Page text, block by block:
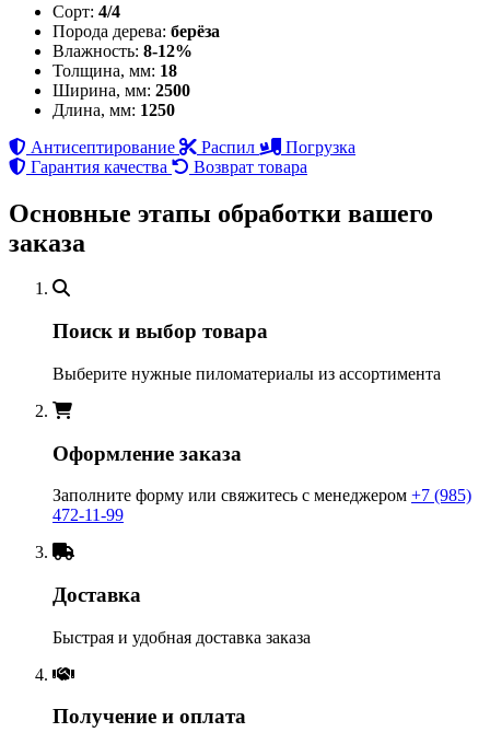
Сорт: 4/4
Порода дерева: берёза
Влажность: 8-12%
Толщина, мм: 18
Ширина, мм: 2500
Длина, мм: 1250
Антисептирование
Распил
Погрузка
Гарантия качества
Возврат товара
Основные этапы обработки вашего
заказа
Поиск и выбор товара
Выберите нужные пиломатериалы из ассортимента
Оформление заказа
Заполните форму или свяжитесь с менеджером +7 (985)
472-11-99
Доставка
Быстрая и удобная доставка заказа
Получение и оплата